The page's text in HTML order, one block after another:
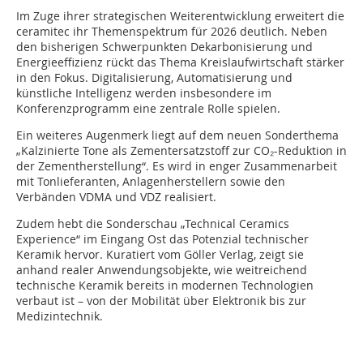
Im Zuge ihrer strategischen Weiterentwicklung erweitert die
ceramitec ihr Themenspektrum für 2026 deutlich. Neben
den bisherigen Schwerpunkten Dekarbonisierung und
Energieeffizienz rückt das Thema Kreislaufwirtschaft stärker
in den Fokus. Digitalisierung, Automatisierung und
künstliche Intelligenz werden insbesondere im
Konferenzprogramm eine zentrale Rolle spielen.
Ein weiteres Augenmerk liegt auf dem neuen Sonderthema
„Kalzinierte Tone als Zementersatzstoff zur CO₂-Reduktion in
der Zementherstellung“. Es wird in enger Zusammenarbeit
mit Tonlieferanten, Anlagenherstellern sowie den
Verbänden VDMA und VDZ realisiert.
Zudem hebt die Sonderschau „Technical Ceramics
Experience“ im Eingang Ost das Potenzial technischer
Keramik hervor. Kuratiert vom Göller Verlag, zeigt sie
anhand realer Anwendungsobjekte, wie weitreichend
technische Keramik bereits in modernen Technologien
verbaut ist – von der Mobilität über Elektronik bis zur
Medizintechnik.